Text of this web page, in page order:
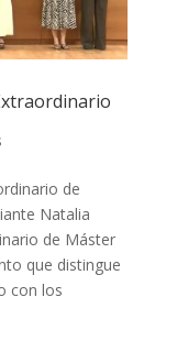
de
Natalia
de Máster
que distingue
con los